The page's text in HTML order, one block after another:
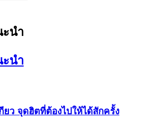
นำ
นำ
ยว จุดฮิตที่ต้องไปให้ได้สักครั้ง